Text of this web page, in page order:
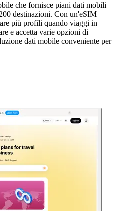
che fornisce piani dati mobili
destinazioni. Con un'eSIM
più profili quando viaggi in
e accetta varie opzioni di
dati mobile conveniente per